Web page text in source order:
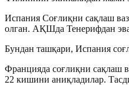
Испания Соғлиқни сақлаш
олган. АҚШда Тенерифдан
Бундан ташқари, Испания
Францияда соғлиқни сақлаш
22 кишини аниқладилар.